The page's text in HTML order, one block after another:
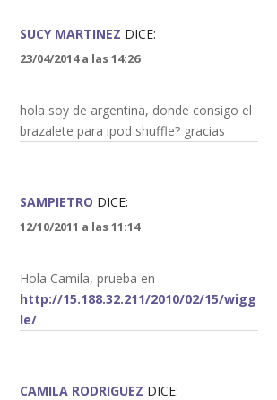
SUCY MARTINEZ DICE:
23/04/2014 a las 14:26
hola soy de argentina, donde consigo el
brazalete para ipod shuffle? gracias
SAMPIETRO DICE:
12/10/2011 a las 11:14
Hola Camila, prueba en
http://15.188.32.211/2010/02/15/wigg
le/
CAMILA RODRIGUEZ DICE: